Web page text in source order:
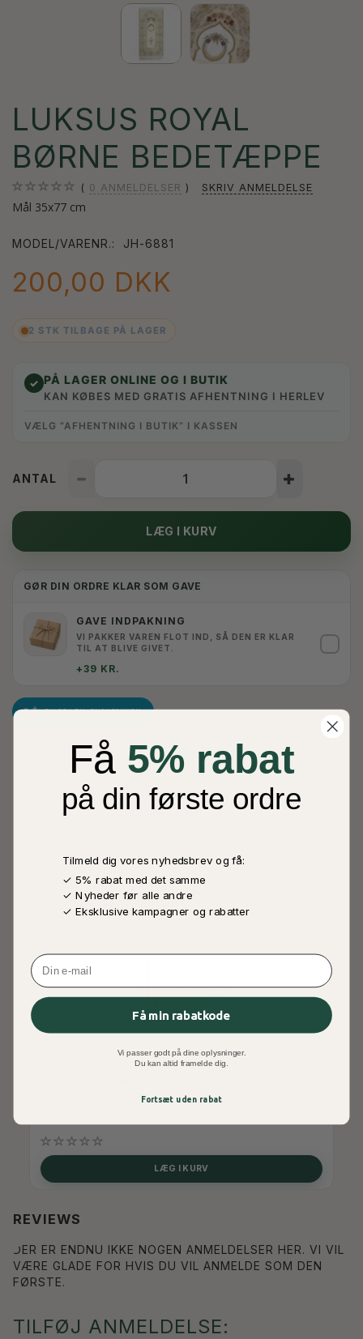
LUKSUS ROYAL
BØRNE BEDETÆPPE
0 ANMELDELSER SKRIV ANMELDELSE
Mål 35x77 cm
MODEL/VARENR.: JH-6881
200,00 DKK
2 STK TILBAGE PÅ LAGER
✓ PÅ LAGER ONLINE OG I BUTIK
KAN KØBES MED GRATIS AFHENTNING I HERLEV
VÆLG “AFHENTNING I BUTIK” I KASSEN
ANTAL
LÆG I KURV
GØR DIN ORDRE KLAR SOM GAVE
GAVE INDPAKNING
VI PAKKER VAREN FLOT IND, SÅ DEN ER KLAR
TIL AT BLIVE GIVET.
+39 KR.
TILFØJ TIL ØNSKESKYEN
ANDRE KØBTE OGSÅ
LÆG I KURV
REVIEWS
DER ER ENDNU IKKE NOGEN ANMELDELSER HER. VI VIL
VÆRE GLADE FOR HVIS DU VIL ANMELDE SOM DEN
FØRSTE.
TILFØJ ANMELDELSE:
Få 5% rabat
på din første ordre
Tilmeld dig vores nyhedsbrev og få:
✓ 5% rabat med det samme
✓ Nyheder før alle andre
✓ Eksklusive kampagner og rabatter
Email
Få min rabatkode
Vi passer godt på dine oplysninger.
Du kan altid framelde dig.
Fortsæt uden rabat